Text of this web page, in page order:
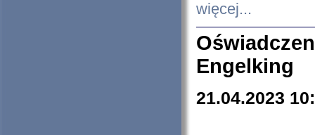
więcej...
Engelking
21.04.2023